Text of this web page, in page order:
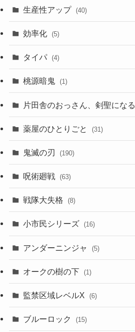
生産性アップ (40)
効率化 (5)
タイパ (4)
桃源暗鬼 (1)
片田舎のおっさん、剣聖になる
薬屋のひとりごと (31)
鬼滅の刃 (190)
呪術廻戦 (63)
戦隊大失格 (8)
小市民シリーズ (16)
アンダーニンジャ (5)
オークの樹の下 (1)
監禁区域レベルX (6)
ブルーロック (15)